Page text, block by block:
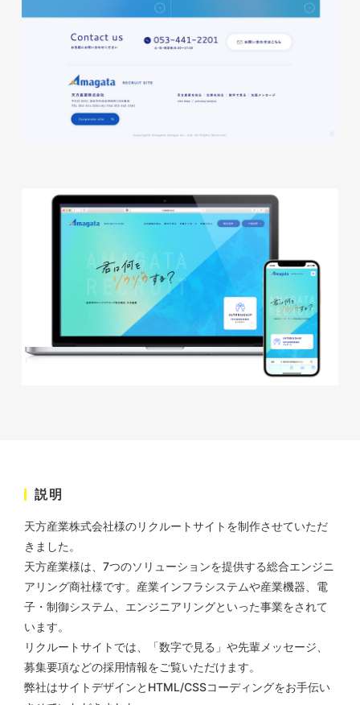
磐田商工会議所様 磐田市商店
会連盟チラシ
#公共・行政・団体
#チラシ
ECサイト
#Shopify
説明
天方産業株式会社様のリクルートサイトを制作させていただ
きました。
天方産業様は、7つのソリューションを提供する総合エンジニ
アリング商社様です。産業インフラシステムや産業機器、電
子・制御システム、エンジニアリングといった事業をされて
います。
リクルートサイトでは、「数字で見る」や先輩メッセージ、
募集要項などの採用情報をご覧いただけます。
弊社はサイトデザインとHTML/CSSコーディングをお手伝い